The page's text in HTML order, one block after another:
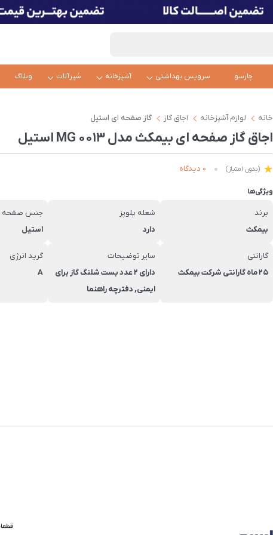
چارسو سرویس بهداشتی آشپزخانه شیرآلات وبلاگ
خانه لوازم آشپزخانه اجاق گاز گاز صفحه ای استیل
اجاق گاز صفحه ای بیمکث مدل MG 0013 استیل
(بدون امتیاز) 0 دیدگاه
ویژگی‌ها
برند
بیمکث
شعله پلوپز
دارد
جنس صفحه
استیل
گارانتی
25 ماه گارانتی شرکت بیمکث
سایر توضیحات
دارای 2 عدد بست شلنگ گاز برای
ایمنی, دفترچه راهنما
گرید انرژی
A